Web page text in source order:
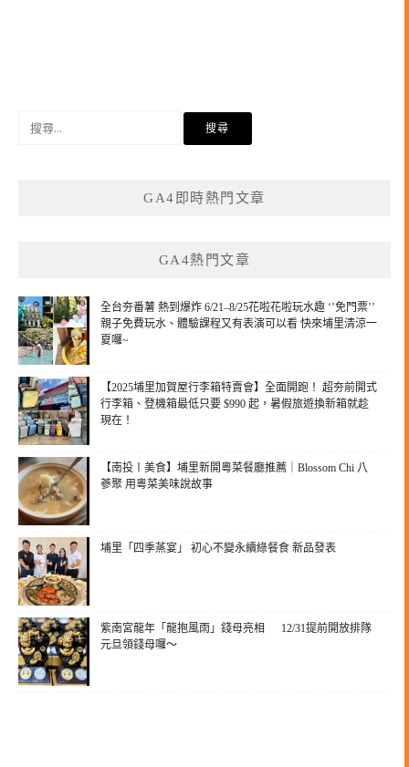
GA4即時熱門文章
GA4熱門文章
全台夯番薯 熱到爆炸 6/21–8/25花啦花啦玩水趣 ‘’免門票’’
親子免費玩水、體驗課程又有表演可以看 快來埔里清涼一
夏囉~
【2025埔里加賀屋行李箱特賣會】全面開跑！ 超夯前開式
行李箱、登機箱最低只要 $990 起，暑假旅遊換新箱就趁
現在！
【南投〡美食】埔里新開粵菜餐廳推薦｜Blossom Chi 八
蔘聚 用粵菜美味說故事
埔里「四季蒸宴」 初心不變永續綠餐食 新品發表
紫南宮龍年「龍抱風雨」錢母亮相 12/31提前開放排隊
元旦領錢母囉～